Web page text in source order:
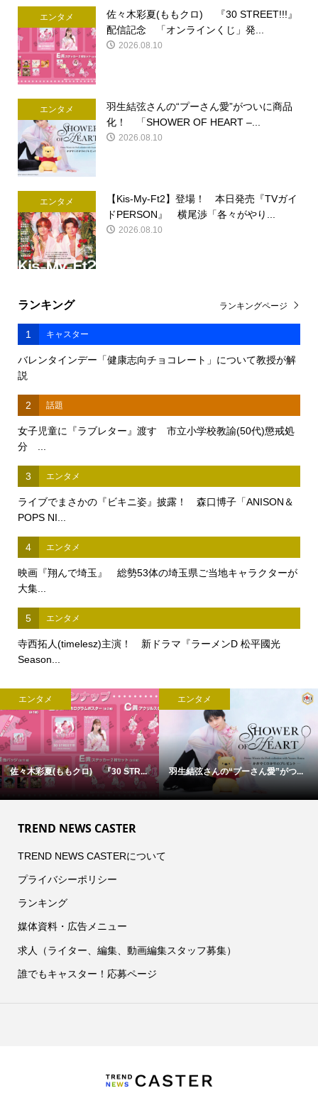
エンタメ
佐々木彩夏(ももクロ) 『30 STREET!!!』
配信記念 「オンラインくじ」発...
2026.08.10
エンタメ
羽生結弦さんの“プーさん愛”がついに商品
化！ 「SHOWER OF HEART –...
2026.08.10
エンタメ
【Kis-My-Ft2】登場！ 本日発売『TVガイ
ドPERSON』 横尾渉「各々がやり...
2026.08.10
ランキング
1 キャスター
バレンタインデー「健康志向チョコレート」について教授が解
説
2 話題
女子児童に『ラブレター』渡す 市立小学校教諭(50代)懲戒処
分 ...
3 エンタメ
ライブでまさかの『ビキニ姿』披露！ 森口博子「ANISON＆
POPS NI...
4 エンタメ
映画『翔んで埼玉』 総勢53体の埼玉県ご当地キャラクターが
大集...
5 エンタメ
寺西拓人(timelesz)主演！ 新ドラマ『ラーメンD 松平國光
Season...
ランキングページ
エンタメ
佐々木彩夏(ももクロ) 『30 STR...
エンタメ
羽生結弦さんの“プーさん愛”がつ...
TREND NEWS CASTER
TREND NEWS CASTERについて
プライバシーポリシー
ランキング
媒体資料・広告メニュー
求人（ライター、編集、動画編集スタッフ募集）
誰でもキャスター！応募ページ